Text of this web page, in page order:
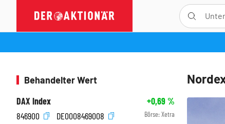
Behandelter Wert
DAX Index
+0,69%
846900
DE0008469008 Börse: Xetra